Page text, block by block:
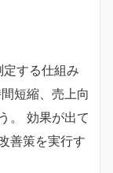
する仕組み
短縮、売上向
。 効果が出て
善策を実行す